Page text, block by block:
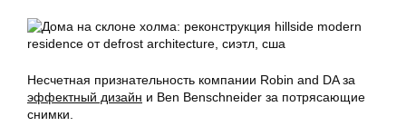
Несчетная признательность компании Robin and DA за
эффектный дизайн и Ben Benschneider за потрясающие
снимки.